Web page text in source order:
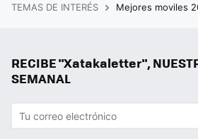
TEMAS DE INTERÉS Mejores moviles
RECIBE "Xatakaletter",
SEMANAL